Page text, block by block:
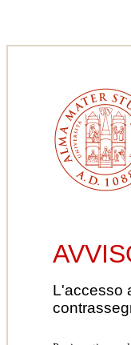
L'accesso